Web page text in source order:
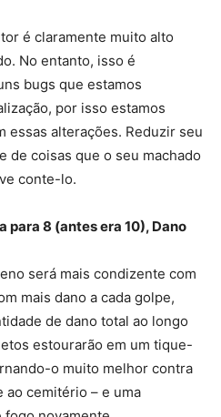
é claramente muito alto
No entanto, isso é
bugs que estamos
por isso estamos
essas alterações. Reduzir seu
de coisas que o seu machado
conte-lo.
para 8 (antes era 10), Dano
será mais condizente com
mais dano a cada golpe,
de dano total ao longo
estourarão em um tique-
o muito melhor contra
cemitério – e uma